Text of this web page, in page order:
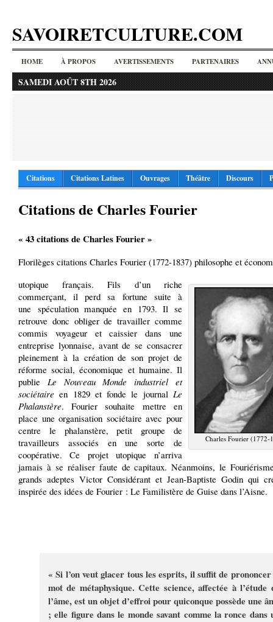
SAVOIRETCULTURE.COM
HOME À PROPOS AVERTISSEMENTS PARTENAIRES
SAMEDI AOÛT 8TH 2026
Citations Citations Latines Ouvrages Théâtre Discours
Citations de Charles Fourier
« 43 citations de Charles Fourier »
Florilèges citations Charles Fourier (1772-1837) philosophe et
Charles Fourier (1772-
utopique français. Fils d’un riche
commerçant, il perd sa fortune suite à
une spéculation manquée en 1793. Il se
retrouve donc obliger de travailler comme
commis voyageur et caissier dans une
entreprise lyonnaise, avant de se consacrer
pleinement à la création de son projet de
réforme social, économique et humaine. Il
publie Le Nouveau Monde industriel et
sociétaire en 1829 et fonde le journal Le
Phalanstère. Fourier souhaite mettre en
place une organisation sociétaire avec pour
centre le phalanstère, petit groupe de
travailleurs associés en une sorte de
coopérative. Ce projet utopique n’arriva
jamais à se réaliser faute de capitaux. Néanmoins, le
grands adeptes Victor Considérant et Jean-Baptiste Godin qui
inspirée des idées de Fourier : Le Familistère de Guise dans l’Aisne.
« Si l’on veut glacer tous les esprits, il suffit de
mot de métaphysique. Cette science, affectée à l’étude
l’âme, est un objet d’effroi pour quiconque possède une
; elle figure dans le monde savant comme la ronce dans